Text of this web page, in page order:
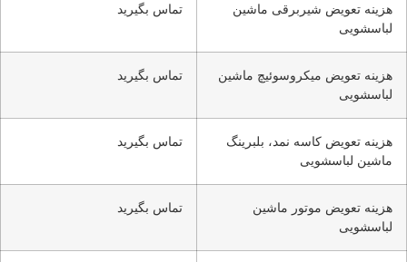
هزینه تعویض شیربرقی ماشین
لباسشویی
تماس بگیرید
هزینه تعویض میکروسوئیچ ماشین
لباسشویی
تماس بگیرید
هزینه تعویض کاسه نمد، بلبرینگ
ماشین لباسشویی
تماس بگیرید
هزینه تعویض موتور ماشین
لباسشویی
تماس بگیرید